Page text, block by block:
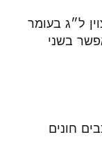
החל מהשעה 15:00, יצוין ל״ג בעומר
בשני
חונים